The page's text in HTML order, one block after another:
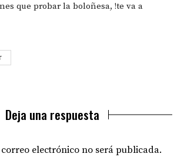
que probar la boloñesa, !te va a
Deja una respuesta
electrónico no será publicada.